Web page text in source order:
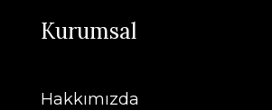
Kurumsal
Hakkımızda